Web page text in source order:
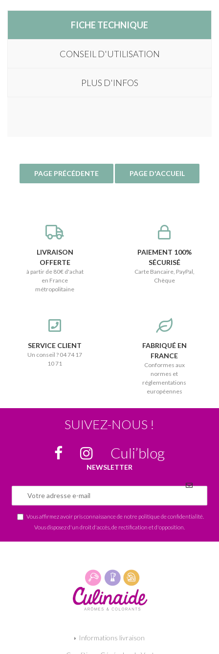
FICHE TECHNIQUE
CONSEIL D'UTILISATION
PLUS D'INFOS
LIVRAISON
OFFERTE
à partir de 80€ d'achat
en France
métropolitaine
PAIEMENT 100%
SÉCURISÉ
Carte Bancaire, PayPal,
Chèque
SERVICE CLIENT
Un conseil ? 04 74 17
10 71
FABRIQUÉ EN
FRANCE
Conformes aux
normes et
réglementations
européennes
SUIVEZ-NOUS !
Culi’blog
NEWSLETTER
Vous affirmez avoir pris connaissance de notre politique de confidentialité
Vous disposez d'un droit d'accès, de rectification et d'opposition.
Informations livraison